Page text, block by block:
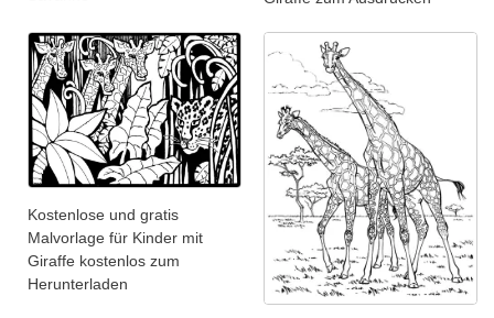
Kostenlose und gratis
Malvorlage für Kinder mit
Giraffe kostenlos zum
Herunterladen